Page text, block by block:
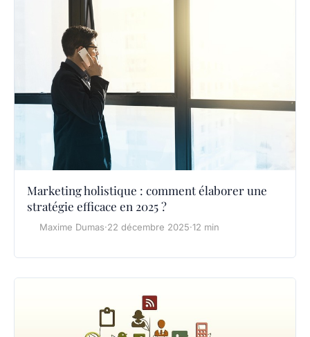
Marketing holistique : comment élaborer une
stratégie efficace en 2025 ?
Maxime Dumas·22 décembre 2025·12 min